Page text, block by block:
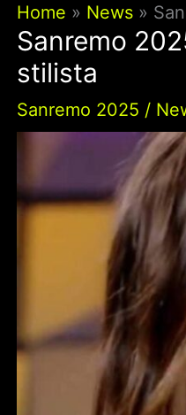
Home News
Sanremo
stilista
Sanremo 2025 /